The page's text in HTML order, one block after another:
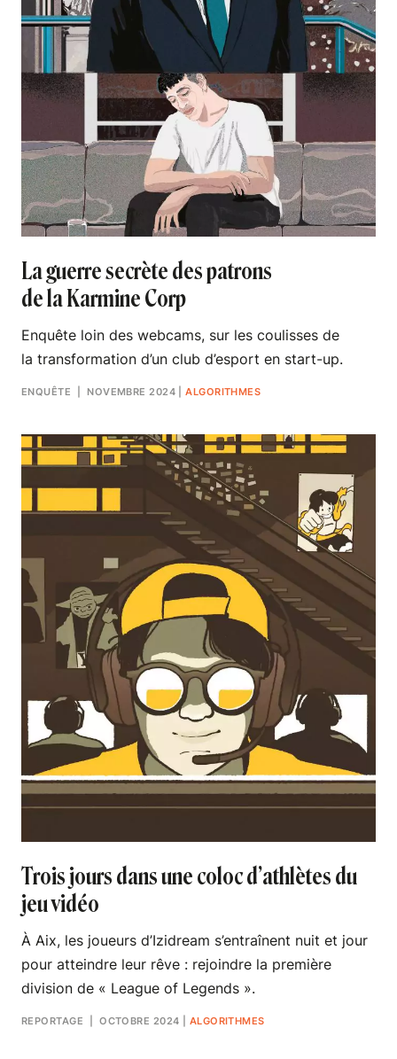
La guerre secrète des patrons
de la Karmine Corp
Enquête loin des webcams, sur les coulisses de
la transformation d’un club d’esport en start-up.
ENQUÊTE | NOVEMBRE 2024 |ALGORITHMES
Trois jours dans une coloc d’athlètes du
jeu vidéo
À Aix, les joueurs d’Izidream s’entraînent nuit et jour
pour atteindre leur rêve : rejoindre la première
division de « League of Legends ».
REPORTAGE | OCTOBRE 2024 ALGORITHMES